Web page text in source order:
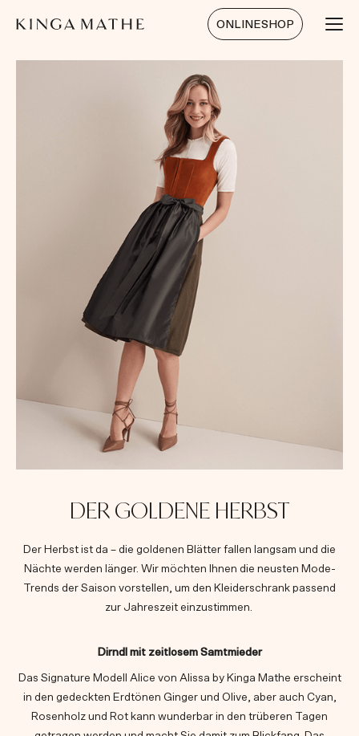
ONLINESHOP
DER GOLDENE HERBST
Der Herbst ist da – die goldenen Blätter fallen langsam und die
Nächte werden länger. Wir möchten Ihnen die neusten Mode-
Trends der Saison vorstellen, um den Kleiderschrank passend
zur Jahreszeit einzustimmen.
Dirndl mit zeitlosem Samtmieder
Das Signature Modell Alice von Alissa by Kinga Mathe erscheint
in den gedeckten Erdtönen Ginger und Olive, aber auch Cyan,
Rosenholz und Rot kann wunderbar in den trüberen Tagen